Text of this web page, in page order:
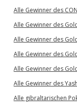
Alle Gewinner des
Alle Gewinner des
Alle Gewinner des
Alle Gewinner des
Alle Gewinner des
Alle Gewinner des
Alle gibraltarischen